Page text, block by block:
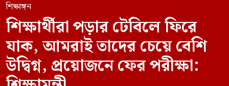
শিক্ষাঙ্গন
শিক্ষার্থীরা পড়ার টেবিলে ফিরে
যাক, আমরাই তাদের চেয়ে বেশি
উদ্বিগ্ন, প্রয়োজনে ফের পরীক্ষা: